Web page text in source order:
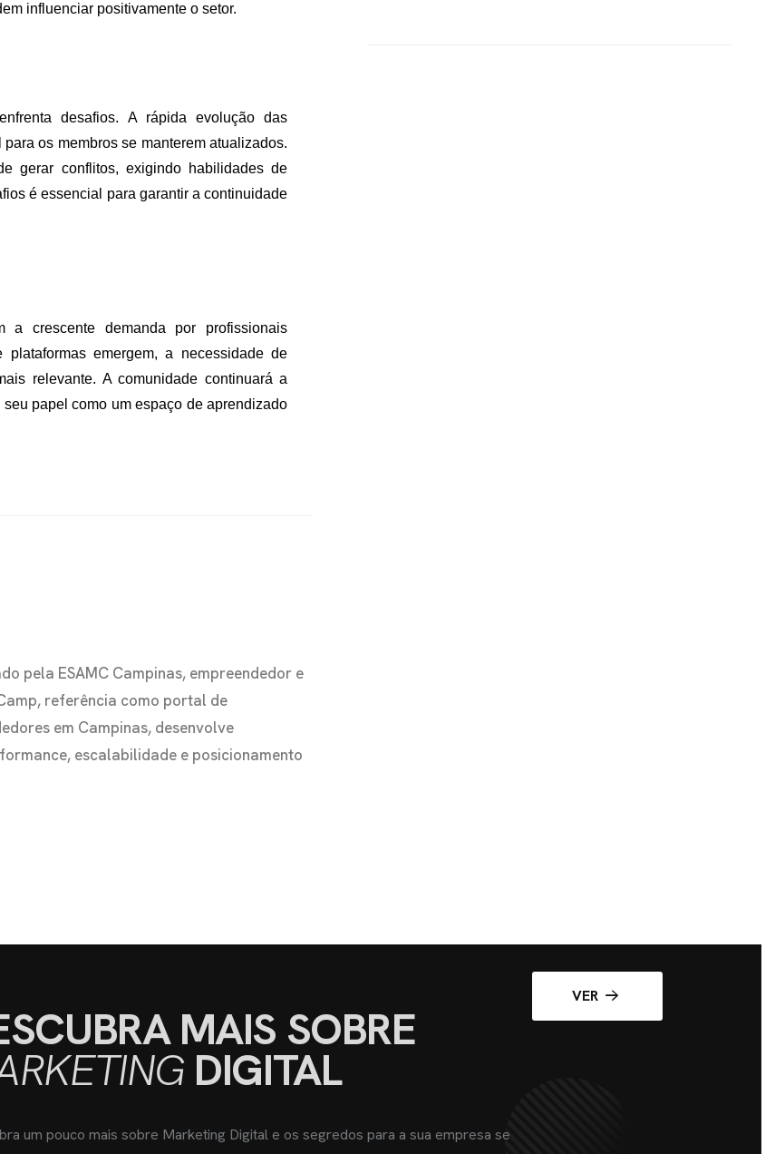
influenciar positivamente o setor.
desafios. A rápida evolução das
os membros se manterem atualizados.
gerar conflitos, exigindo habilidades de
é essencial para garantir a continuidade
crescente demanda por profissionais
emergem, a necessidade de
relevante. A comunidade continuará a
papel como um espaço de aprendizado
pela ESAMC Campinas, empreendedor e
referência como portal de
em Campinas, desenvolve
escalabilidade e posicionamento
MAIS SOBRE
DIGITAL
um pouco mais sobre Marketing Digital e os segredos para a sua empresa se
VER